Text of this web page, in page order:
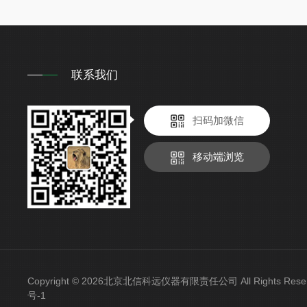
联系我们
扫码加微信
移动端浏览
Copyright © 2026北京北信科远仪器有限责任公司 All Rights
号-1